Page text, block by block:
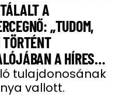
A
„TUDOM,
TÖRTÉNT
A HÍRES
CSŐDÖRREL”
tulajdonosának
vallott.